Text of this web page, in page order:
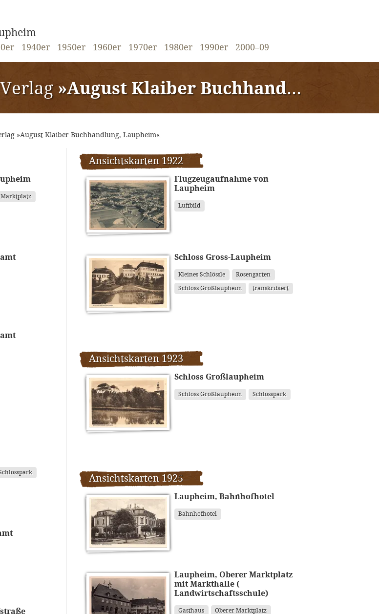
1940er 1950er 1960er 1970er 1980er 1990er 2000–09
»August Klaiber Buchhandlung, Laupheim«
»August Klaiber Buchhandlung, Laupheim«.
Ansichtskarten 1922
Flugzeugaufnahme von
Laupheim
Luftbild
Schloss Gross-Laupheim
Kleines Schlössle Rosengarten
Schloss Großlaupheim transkribiert
Ansichtskarten 1923
Schloss Großlaupheim
Schloss Großlaupheim Schlosspark
Ansichtskarten 1925
Laupheim, Bahnhofhotel
Bahnhofhotel
Laupheim, Oberer Marktplatz
mit Markthalle (
Landwirtschaftsschule)
Gasthaus Oberer Marktplatz